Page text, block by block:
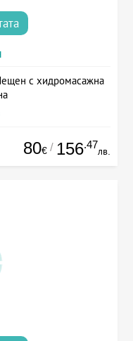
с хидромасажна
80€ / 156.47
лв.